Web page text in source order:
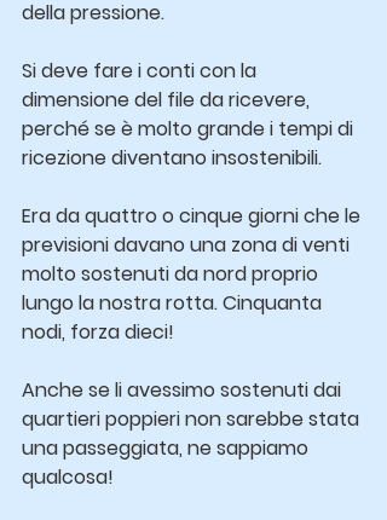
della pressione.
Si deve fare i conti con la
dimensione del file da ricevere,
perché se è molto grande i tempi di
ricezione diventano insostenibili.
Era da quattro o cinque giorni che le
previsioni davano una zona di venti
molto sostenuti da nord proprio
lungo la nostra rotta. Cinquanta
nodi, forza dieci!
Anche se li avessimo sostenuti dai
quartieri poppieri non sarebbe stata
una passeggiata, ne sappiamo
qualcosa!